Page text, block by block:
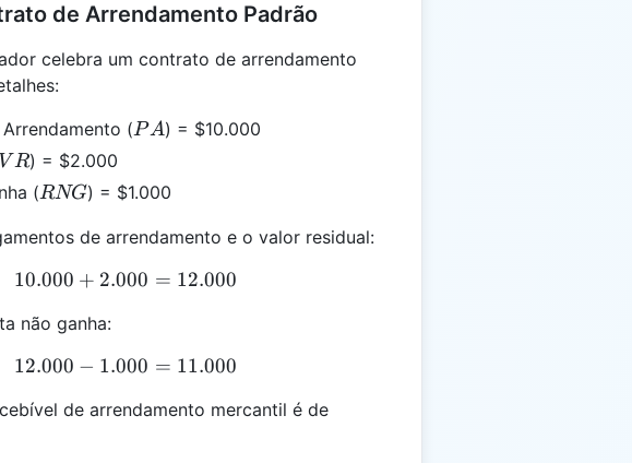
de Arrendamento Padrão
celebra um contrato de arrendamento
(PA
PA) = $10.000
VR
V R) = $2.000
(RNG
RNG) = $1.000
de arrendamento e o valor residual:
10.000 + 2.000 = 12.000
10.000 + 2.000 = 12.000
não ganha:
12.000 - 1.000 = 11.000
12.000 − 1.000 = 11.000
de arrendamento mercantil é de